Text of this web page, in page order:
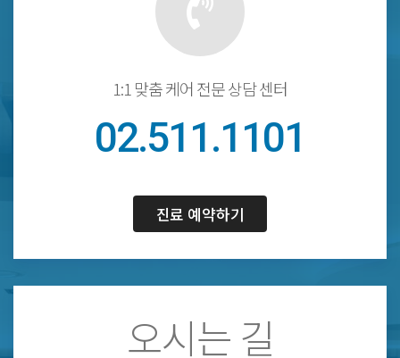
1:1 맞춤 케어 전문 상담 센터
02.511.1101
진료 예약하기
오시는 길